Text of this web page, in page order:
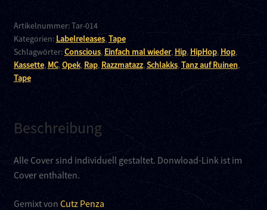
mal
wieder
TAPE
Menge
Artikelnummer:Tar-014
Kategorien:Labelreleases,Tape
Schlagwörter:Conscious, Einfach mal wieder, Hip, HipHop,Hop,
Kassette, MC,Opek, Rap, Razzmatazz,Schlakks,Tanz auf Ruinen,
Tape
Beschreibung
Alle Cover sind individuell gestaltet. Donwload-Link ist im
Cover enthalten.
Gemixt von Cutz Penza